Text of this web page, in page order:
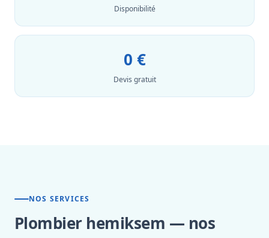
Disponibilité
0 €
Devis gratuit
NOS SERVICES
Plombier hemiksem — nos